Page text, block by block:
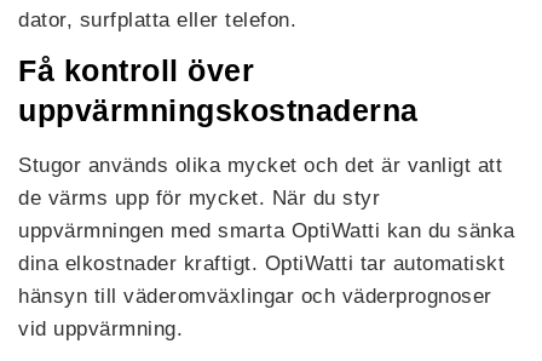
dator, surfplatta eller telefon.
Få kontroll över
uppvärmningskostnaderna
Stugor används olika mycket och det är vanligt att
de värms upp för mycket. När du styr
uppvärmningen med smarta OptiWatti kan du sänka
dina elkostnader kraftigt. OptiWatti tar automatiskt
hänsyn till väderomväxlingar och väderprognoser
vid uppvärmning.